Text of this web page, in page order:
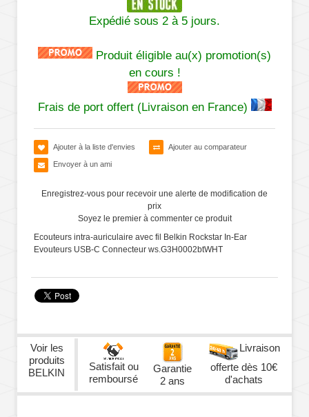
Expédié sous 2 à 5 jours.
Produit éligible au(x) promotion(s)
en cours !
Frais de port offert (Livraison en France)
Ajouter à la liste d'envies Ajouter au comparateur
Envoyer à un ami
Enregistrez-vous pour recevoir une alerte de modification de
prix
Soyez le premier à commenter ce produit
Ecouteurs intra-auriculaire avec fil Belkin Rockstar In-Ear
Evouteurs USB-C Connecteur ws.G3H0002btWHT
Voir les
produits
BELKIN
Satisfait ou
remboursé
Garantie
2 ans
Livraison
offerte dès 10€
d'achats